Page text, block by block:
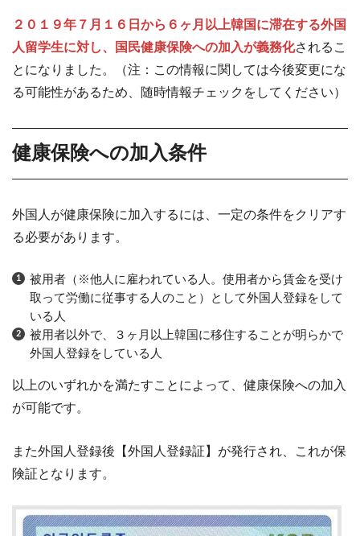
２０１９年７月１６日から６ヶ月以上韓国に滞在する外国
人留学生に対し、国民健康保険への加入が義務化されるこ
とになりました。（注：この情報に関しては今後変更にな
る可能性があるため、随時情報チェックをしてください）
健康保険への加入条件
外国人が健康保険に加入するには、一定の条件をクリアす
る必要があります。
被用者（※他人に雇われている人。使用者から賃金を受け
取って労働に従事する人のこと）として外国人登録をして
いる人
被用者以外で、３ヶ月以上韓国に移住することが明らかで
外国人登録をしている人
以上のいずれかを満たすことによって、健康保険への加入
が可能です。
また外国人登録後【外国人登録証】が発行され、これが保
険証となります。